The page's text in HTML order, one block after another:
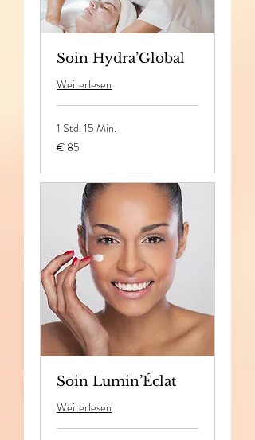
Soin Hydra’Global
Weiterlesen
1 Std. 15 Min.
85
Euro
€ 85
Soin Lumin’Éclat
Weiterlesen